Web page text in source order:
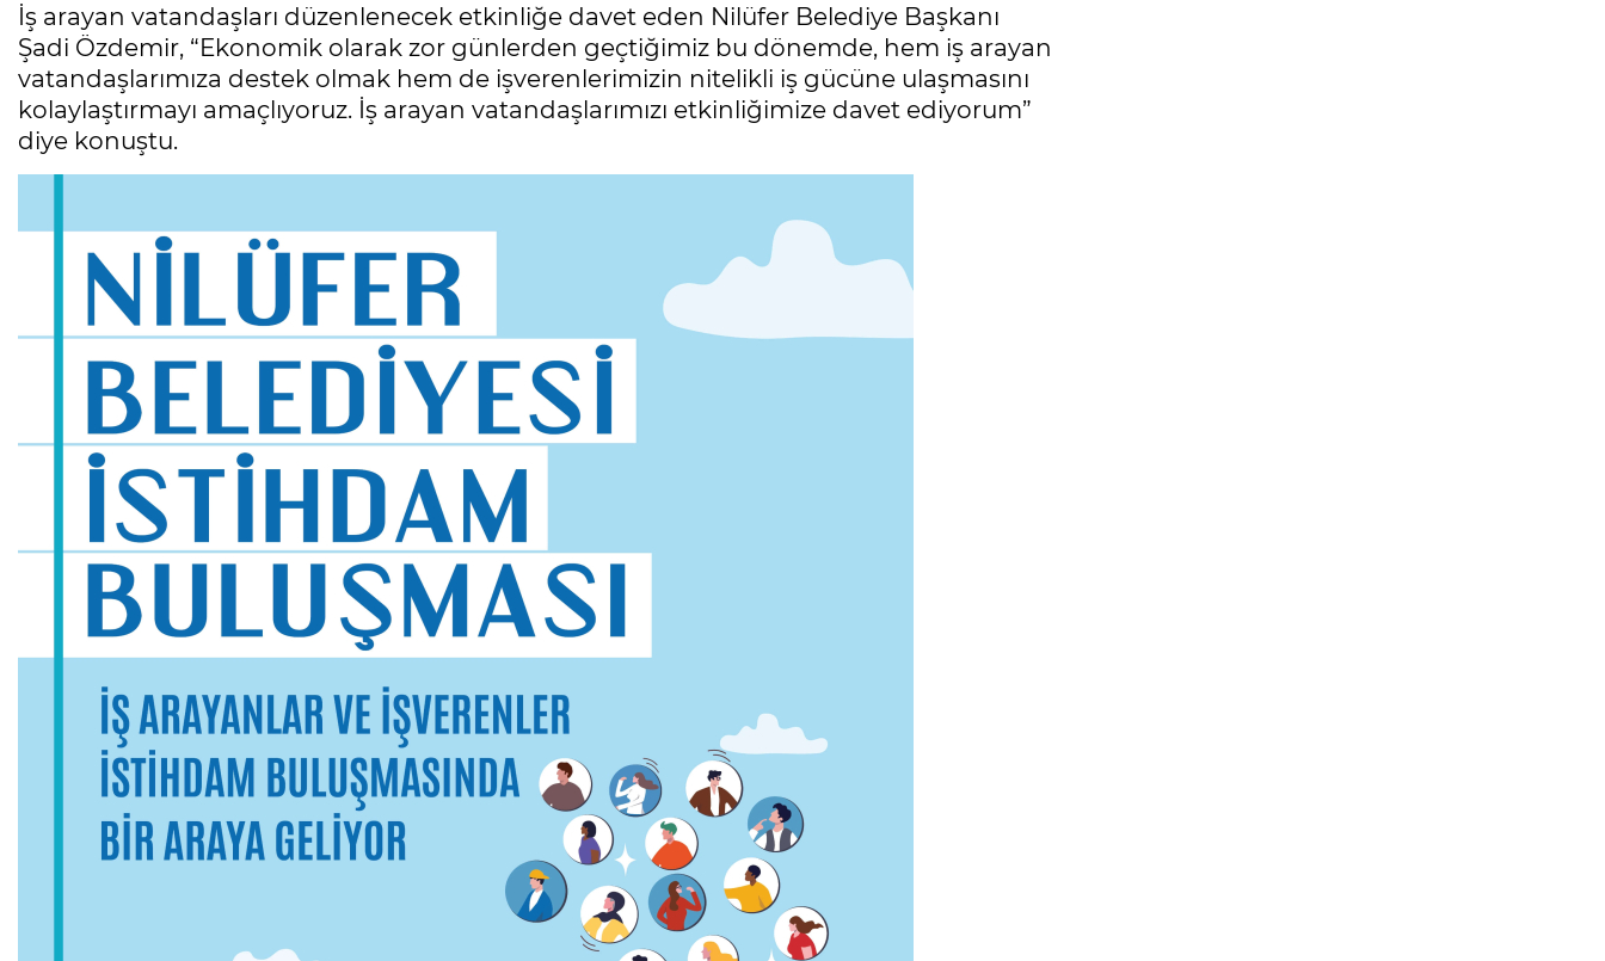
İş arayan vatandaşları düzenlenecek etkinliğe davet eden Nilüfer Belediye Başkanı
Şadi Özdemir, “Ekonomik olarak zor günlerden geçtiğimiz bu dönemde, hem iş arayan
vatandaşlarımıza destek olmak hem de işverenlerimizin nitelikli iş gücüne ulaşmasını
kolaylaştırmayı amaçlıyoruz. İş arayan vatandaşlarımızı etkinliğimize davet ediyorum”
diye konuştu.